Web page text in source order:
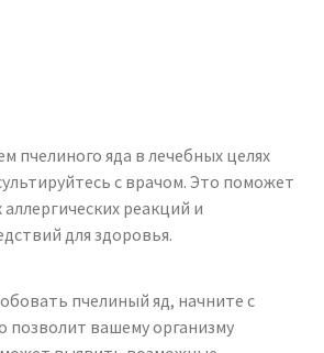
пчелиного яда в лечебных целях
с врачом. Это поможет
реакций и
для здоровья.
пчелиный яд, начните с
позволит вашему организму